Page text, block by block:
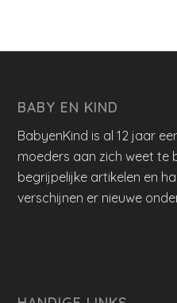
BABY EN KIND
BabyenKind is al 12 jaar
moeders aan zich weet te
begrijpelijke artikelen en
verschijnen er nieuwe